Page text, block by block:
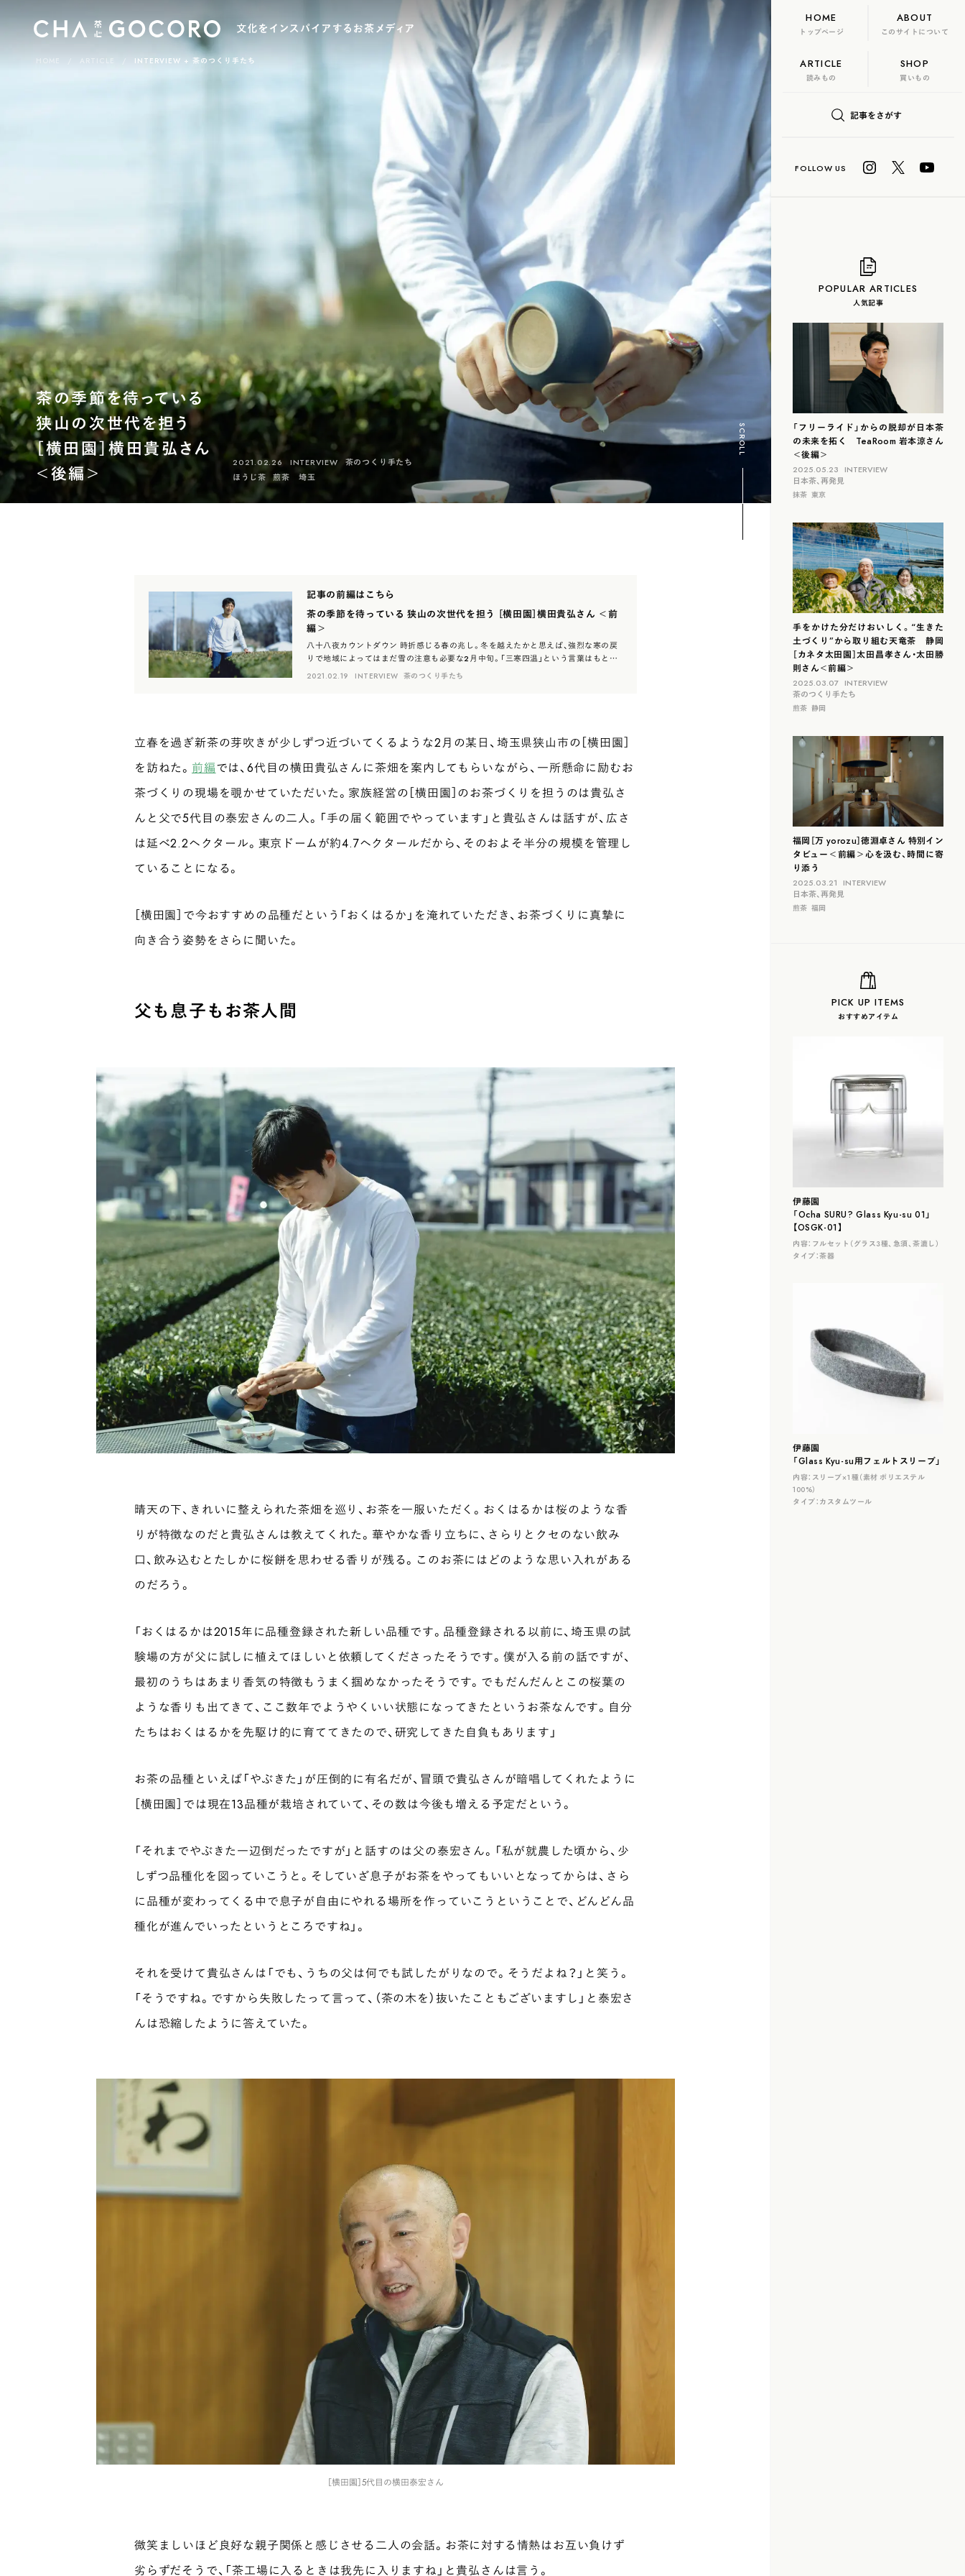
伊藤園 GASATANG×ITO EN UNIFLAME
T-shirt Ocha SURU? ORIGINAL TOOL
INTERVIEW CHAGOCORO TALK イベント 日本茶、再発見
茶と器 茶のつくり手たち Ocha SURU? Lab.
PAUSE & INSPIRE ファーストプレイスで、お茶を COLUMN
COLOURS BY CHAGOCORO
お茶でさがす 煎茶 萎凋茶 玄米茶
ブレンドティー 釜炒り茶 番茶 ハーブティー
白葉茶 玉露 碾茶 中国茶 白茶 烏龍茶
ミルクティー かぶせ茶 茶外茶 ダージリン
埼玉 大阪 東京 北海道
新潟 神奈川 群馬 茨城 熊本
愛知 三重 鹿児島 長崎 京都
香川
HOME ARTICLE INTERVIEW 茶のつくり手たち
茶の季節を待っている
狭山の次世代を担う
［横田園］横田貴弘さん
＜後編＞
2021.02.26 INTERVIEW
茶のつくり手たち
ほうじ茶
煎茶 埼玉
SCROLL
記事の前編はこちら
茶の季節を待っている 狭山の次世代を担う ［横田園］横田貴弘さん ＜前
編＞
八十八夜カウントダウン 時折感じる春の兆し。冬を越えたかと思えば、強烈な寒の戻
りで地域によってはまだ雪の注意も必要な2月中旬。「三寒四温」という言葉はもとも
と中国の冬場の周期的な寒さを表す言葉だったそうだが、日本において…
2021.02.19 INTERVIEW 茶のつくり手たち
立春を過ぎ新茶の芽吹きが少しずつ近づいてくるような2月の某日、埼玉県狭山市の［横田園］
を訪ねた。 前編では、6代目の横田貴弘さんに茶畑を案内してもらいながら、一所懸命に励むお
茶づくりの現場を覗かせていただいた。家族経営の［横田園］のお茶づくりを担うのは貴弘さ
んと父で5代目の泰宏さんの二人。「手の届く範囲でやっています」と貴弘さんは話すが、広さ
は延べ2.2ヘクタール。東京ドームが約4.7ヘクタールだから、そのおよそ半分の規模を管理し
ていることになる。
［横田園］で今おすすめの品種だという「おくはるか」を淹れていただき、お茶づくりに真摯に
向き合う姿勢をさらに聞いた。
父も息子もお茶人間
晴天の下、きれいに整えられた茶畑を巡り、お茶を一服いただく。おくはるかは桜のような香
りが特徴なのだと貴弘さんは教えてくれた。華やかな香り立ちに、さらりとクセのない飲み
口、飲み込むとたしかに桜餅を思わせる香りが残る。このお茶にはどのような思い入れがある
のだろう。
「おくはるかは2015年に品種登録された新しい品種です。品種登録される以前に、埼玉県の試
験場の方が父に試しに植えてほしいと依頼してくださったそうです。僕が入る前の話ですが、
最初のうちはあまり香気の特徴もうまく掴めなかったそうです。でもだんだんとこの桜葉の
ような香りも出てきて、ここ数年でようやくいい状態になってきたというお茶なんです。自分
たちはおくはるかを先駆け的に育ててきたので、研究してきた自負もあります」
お茶の品種といえば「やぶきた」が圧倒的に有名だが、冒頭で貴弘さんが暗唱してくれたように
［横田園］では現在13品種が栽培されていて、その数は今後も増える予定だという。
「それまでやぶきた一辺倒だったですが」と話すのは父の泰宏さん。「私が就農した頃から、少
しずつ品種化を図っていこうと。そしていざ息子がお茶をやってもいいとなってからは、さら
に品種が変わってくる中で息子が自由にやれる場所を作っていこうということで、どんどん品
種化が進んでいったというところですね」。
それを受けて貴弘さんは「でも、うちの父は何でも試したがりなので。そうだよね？」と笑う。
「そうですね。ですから失敗したって言って、（茶の木を）抜いたこともございますし」と泰宏さ
んは恐縮したように答えていた。
［横田園］5代目の横田泰宏さん
微笑ましいほど良好な親子関係と感じさせる二人の会話。お茶に対する情熱はお互い負けず
劣らずだそうで、「茶工場に入るときは我先に入りますね」と貴弘さんは言う。
HOME
トップページ
ABOUT
このサイトについて
ARTICLE
読みもの
SHOP
買いもの
記事をさがす
POPULAR ARTICLES
人気記事
「フリーライド」からの脱却が日本茶
の未来を拓く TeaRoom 岩本涼さん
＜後編＞
2025.05.23 INTERVIEW
日本茶、再発見
抹茶 東京
手をかけた分だけおいしく。“生きた
土づくり”から取り組む天竜茶 静岡
［カネタ太田園］太田昌孝さん・太田勝
則さん＜前編＞
2025.03.07 INTERVIEW
茶のつくり手たち
煎茶 静岡
福岡［万 yorozu］徳淵卓さん 特別イン
タビュー＜前編＞心を汲む、時間に寄
り添う
2025.03.21 INTERVIEW
日本茶、再発見
煎茶 福岡
PICK UP ITEMS
おすすめアイテム
伊藤園
「Ocha SURU? Glass Kyu-su 01」
【OSGK-01】
内容： フルセット（グラス３種、急須、茶漉し）
タイプ：茶器
伊藤園
「Glass Kyu-su用フェルトスリーブ」
内容： スリーブ×１種（素材 ポリエステル
100%）
タイプ： カスタムツール